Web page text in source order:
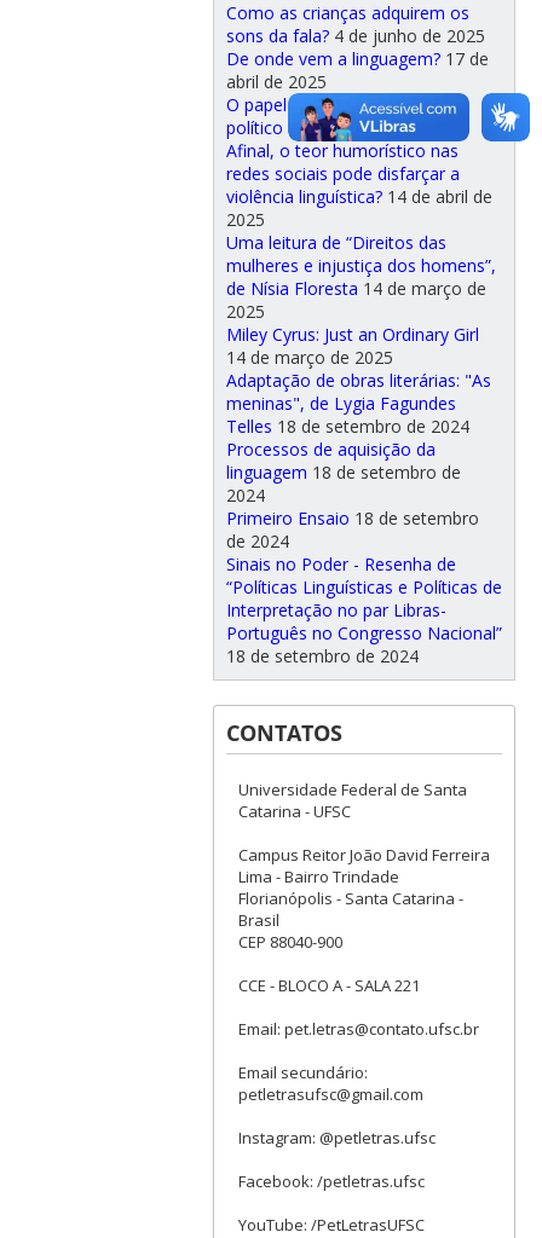
Como as crianças adquirem os
sons da fala? 4 de junho de 2025
De onde vem a linguagem? 17 de
abril de 2025
O papel da memória como ato
político 14 de abril de 2025
Afinal, o teor humorístico nas
redes sociais pode disfarçar a
violência linguística? 14 de abril de
2025
Uma leitura de “Direitos das
mulheres e injustiça dos homens”,
de Nísia Floresta 14 de março de
2025
Miley Cyrus: Just an Ordinary Girl
14 de março de 2025
Adaptação de obras literárias: "As
meninas", de Lygia Fagundes
Telles 18 de setembro de 2024
Processos de aquisição da
linguagem 18 de setembro de
2024
Primeiro Ensaio 18 de setembro
de 2024
Sinais no Poder - Resenha de
“Políticas Linguísticas e Políticas de
Interpretação no par Libras-
Português no Congresso Nacional”
18 de setembro de 2024
CONTATOS
Universidade Federal de Santa
Catarina - UFSC
Campus Reitor João David Ferreira
Lima - Bairro Trindade
Florianópolis - Santa Catarina -
Brasil
CEP 88040-900
CCE - BLOCO A - SALA 221
Email: pet.letras@contato.ufsc.br
Email secundário:
petletrasufsc@gmail.com
Instagram: @petletras.ufsc
Facebook: /petletras.ufsc
YouTube: /PetLetrasUFSC